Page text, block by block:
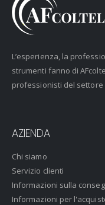
L’esperienza, la
strumenti fanno di
professionisti del
AZIENDA
Chi siamo
Servizio clienti
Informazioni sulla
Informazioni per